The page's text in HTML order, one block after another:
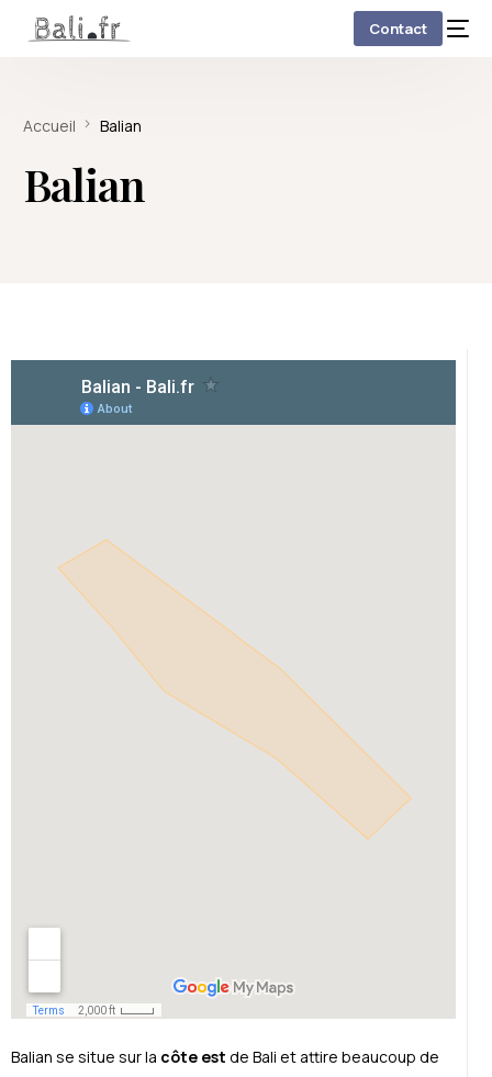
Contact
Accueil Balian
Balian
Balian se situe sur la côte est de Bali et attire beaucoup de